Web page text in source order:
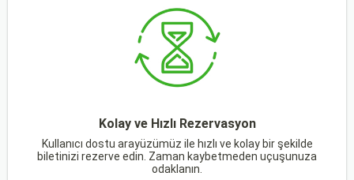
Kolay ve Hızlı Rezervasyon
Kullanıcı dostu arayüzümüz ile hızlı ve kolay bir şekilde
biletinizi rezerve edin. Zaman kaybetmeden uçuşunuza
odaklanın.